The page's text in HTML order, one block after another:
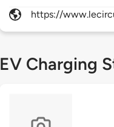
https://
EV Charging